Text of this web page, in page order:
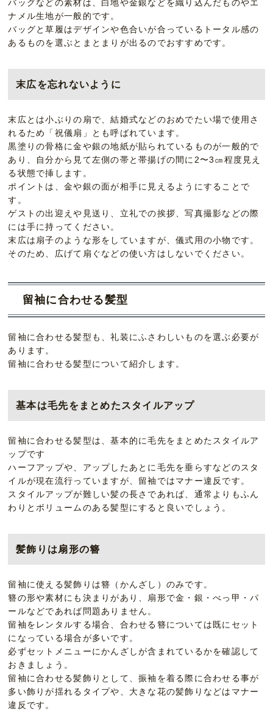
バッグなどの素材は、白地や金銀などを織り込んだものやエ
ナメル生地が一般的です。
バッグと草履はデザインや色合いが合っているトータル感の
あるものを選ぶとまとまりが出るのでおすすめです。
末広を忘れないように
末広とは小ぶりの扇で、結婚式などのおめでたい場で使用さ
れるため「祝儀扇」とも呼ばれています。
黒塗りの骨格に金や銀の地紙が貼られているものが一般的で
あり、自分から見て左側の帯と帯揚げの間に2〜3㎝程度見え
る状態で挿します。
ポイントは、金や銀の面が相手に見えるようにすることで
す。
ゲストの出迎えや見送り、立礼での挨拶、写真撮影などの際
には手に持ってください。
末広は扇子のような形をしていますが、儀式用の小物です。
そのため、広げて扇ぐなどの使い方はしないでください。
留袖に合わせる髪型
留袖に合わせる髪型も、礼装にふさわしいものを選ぶ必要が
あります。
留袖に合わせる髪型について紹介します。
基本は毛先をまとめたスタイルアップ
留袖に合わせる髪型は、基本的に毛先をまとめたスタイルア
ップです
ハーフアップや、アップしたあとに毛先を垂らすなどのスタ
イルが現在流行っていますが、留袖ではマナー違反です。
スタイルアップが難しい髪の長さであれば、通常よりもふん
わりとボリュームのある髪型にすると良いでしょう。
髪飾りは扇形の簪
留袖に使える髪飾りは簪（かんざし）のみです。
簪の形や素材にも決まりがあり、扇形で金・銀・べっ甲・パ
ールなどであれば問題ありません。
留袖をレンタルする場合、合わせる簪については既にセット
になっている場合が多いです。
必ずセットメニューにかんざしが含まれているかを確認して
おきましょう。
留袖に合わせる髪飾りとして、振袖を着る際に合わせる事が
多い飾りが揺れるタイプや、大きな花の髪飾りなどはマナー
違反です。